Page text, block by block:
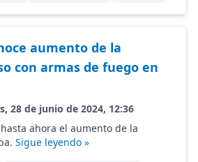
aumento de la
con armas de fuego en
28 de junio de 2024, 12:36
ahora el aumento de la
Sigue leyendo »